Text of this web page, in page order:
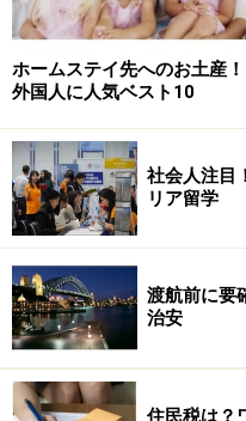
ホームステイ先へのお土産！
外国人に人気ベスト10
社会人注目
リア留学
渡航前に要
治安
住民税は？